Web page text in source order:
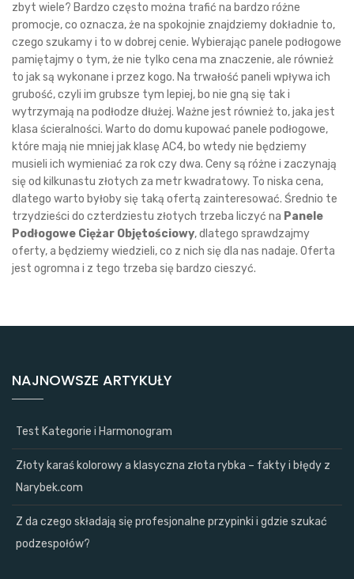
zbyt wiele? Bardzo często można trafić na bardzo różne
promocje, co oznacza, że na spokojnie znajdziemy dokładnie to,
czego szukamy i to w dobrej cenie. Wybierając panele podłogowe
pamiętajmy o tym, że nie tylko cena ma znaczenie, ale również
to jak są wykonane i przez kogo. Na trwałość paneli wpływa ich
grubość, czyli im grubsze tym lepiej, bo nie gną się tak i
wytrzymają na podłodze dłużej. Ważne jest również to, jaka jest
klasa ścieralności. Warto do domu kupować panele podłogowe,
które mają nie mniej jak klasę AC4, bo wtedy nie będziemy
musieli ich wymieniać za rok czy dwa. Ceny są różne i zaczynają
się od kilkunastu złotych za metr kwadratowy. To niska cena,
dlatego warto byłoby się taką ofertą zainteresować. Średnio te
trzydzieści do czterdziestu złotych trzeba liczyć na Panele
Podłogowe Ciężar Objętościowy, dlatego sprawdzajmy
oferty, a będziemy wiedzieli, co z nich się dla nas nadaje. Oferta
jest ogromna i z tego trzeba się bardzo cieszyć.
NAJNOWSZE ARTYKUŁY
Test Kategorie i Harmonogram
Złoty karaś kolorowy a klasyczna złota rybka – fakty i błędy z
Narybek.com
Z da czego składają się profesjonalne przypinki i gdzie szukać
podzespołów?